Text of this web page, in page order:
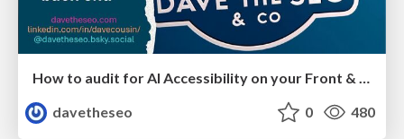
How to audit for AI Accessibility on your Front & Back End
davetheseo
0 480